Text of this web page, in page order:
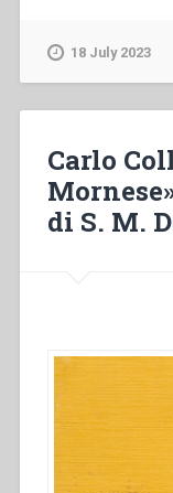
18 July 2023
Carlo
di S. M.